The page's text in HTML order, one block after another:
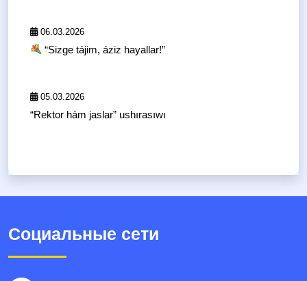
06.03.2026
“Sizge tájim, áziz hayallar!”
05.03.2026
“Rektor hám jaslar” ushırasıwı
Социальные сети